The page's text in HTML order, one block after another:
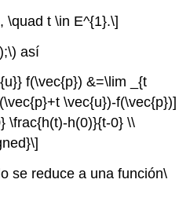
\quad t \in E^{1}.\]
así
f(\vec{p}) &=\lim _{t
\vec{u})-f(\vec{p})]
\frac{h(t)-h(0)}{t-0} \\
se reduce a una función\